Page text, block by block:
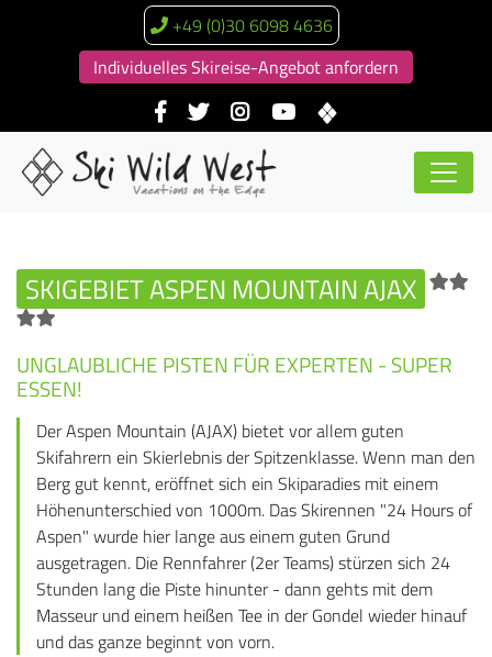
+49 (0)30 6098 4636
Individuelles Skireise-Angebot anfordern
SKIGEBIET ASPEN MOUNTAIN AJAX
UNGLAUBLICHE PISTEN FÜR EXPERTEN - SUPER
ESSEN!
Der Aspen Mountain (AJAX) bietet vor allem guten
Skifahrern ein Skierlebnis der Spitzenklasse. Wenn man den
Berg gut kennt, eröffnet sich ein Skiparadies mit einem
Höhenunterschied von 1000m. Das Skirennen "24 Hours of
Aspen" wurde hier lange aus einem guten Grund
ausgetragen. Die Rennfahrer (2er Teams) stürzen sich 24
Stunden lang die Piste hinunter - dann gehts mit dem
Masseur und einem heißen Tee in der Gondel wieder hinauf
und das ganze beginnt von vorn.